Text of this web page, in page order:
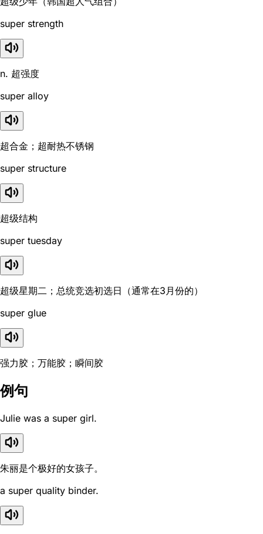
super strength
n. 超强度
super alloy
超合金；超耐热不锈钢
super structure
超级结构
super tuesday
超级星期二；总统竞选初选日（通常在3月份的）
super glue
强力胶；万能胶；瞬间胶
例句
Julie was a super girl.
朱丽是个极好的女孩子。
a super quality binder.